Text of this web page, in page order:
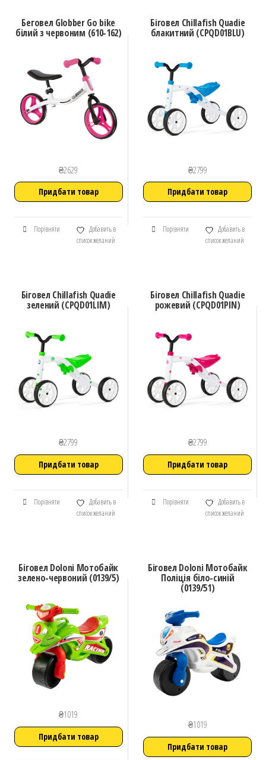
Беговел Globber Go bike
білий з червоним (610-162)
₴2629
Придбати товар
Порівняти
Добавить в
список желаний
Біговел Chillafish Quadie
блакитний (CPQD01BLU)
₴2799
Придбати товар
Порівняти
Добавить в
список желаний
Біговел Chillafish Quadie
зелений (CPQD01LIM)
₴2799
Придбати товар
Порівняти
Добавить в
список желаний
Біговел Chillafish Quadie
рожевий (CPQD01PIN)
₴2799
Придбати товар
Порівняти
Добавить в
список желаний
Біговел Doloni Мотобайк
зелено-червоний (0139/5)
₴1019
Придбати товар
Біговел Doloni Мотобайк
Поліція біло-синій
(0139/51)
₴1019
Придбати товар